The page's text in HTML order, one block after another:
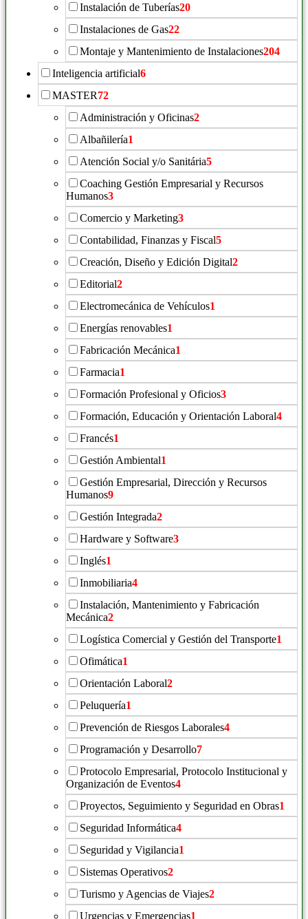
Instalación de Tuberías20
Instalaciones de Gas22
Montaje y Mantenimiento de Instalaciones204
Inteligencia artificial6
MASTER72
Administración y Oficinas2
Albañilería1
Atención Social y/o Sanitária5
Coaching Gestión Empresarial y Recursos
Humanos3
Comercio y Marketing3
Contabilidad, Finanzas y Fiscal5
Creación, Diseño y Edición Digital2
Editorial2
Electromecánica de Vehículos1
Energías renovables1
Fabricación Mecánica1
Farmacia1
Formación Profesional y Oficios3
Formación, Educación y Orientación Laboral4
Francés1
Gestión Ambiental1
Gestión Empresarial, Dirección y Recursos
Humanos9
Gestión Integrada2
Hardware y Software3
Inglés1
Inmobiliaria4
Instalación, Mantenimiento y Fabricación
Mecánica2
Logística Comercial y Gestión del Transporte1
Ofimática1
Orientación Laboral2
Peluquería1
Prevención de Riesgos Laborales4
Programación y Desarrollo7
Protocolo Empresarial, Protocolo Institucional y
Organización de Eventos4
Proyectos, Seguimiento y Seguridad en Obras1
Seguridad Informática4
Seguridad y Vigilancia1
Sistemas Operativos2
Turismo y Agencias de Viajes2
Urgencias y Emergencias1